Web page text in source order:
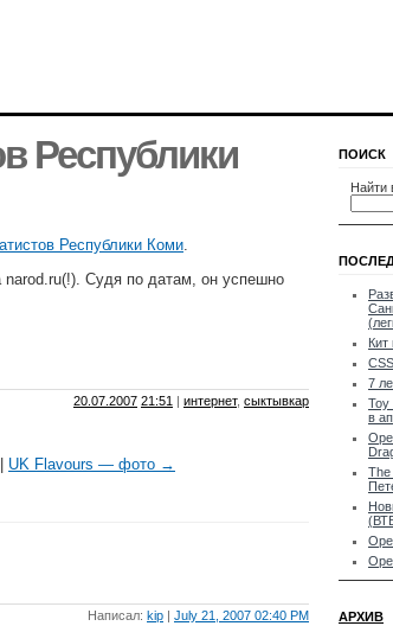
Республики
Республики Коми.
Судя по датам, он успешно
20.07.2007 21:51 | интернет, сыктывкар
UK Flavours — фото →
Написал: kip | July 21, 2007 02:40 PM
ПОИСК
Найти
Кит
7
Toy
в
The
АРХИВ